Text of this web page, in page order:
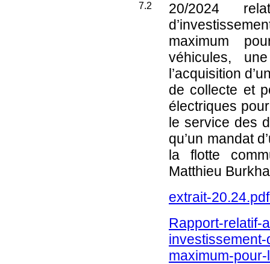
7.2 20/2024
maximum
véhicules,
l’acquisition
de collecte et
électriques
le service des
qu’un mandat
la flotte
Matthieu
extrait-
Rapport-relatif-
maximum-